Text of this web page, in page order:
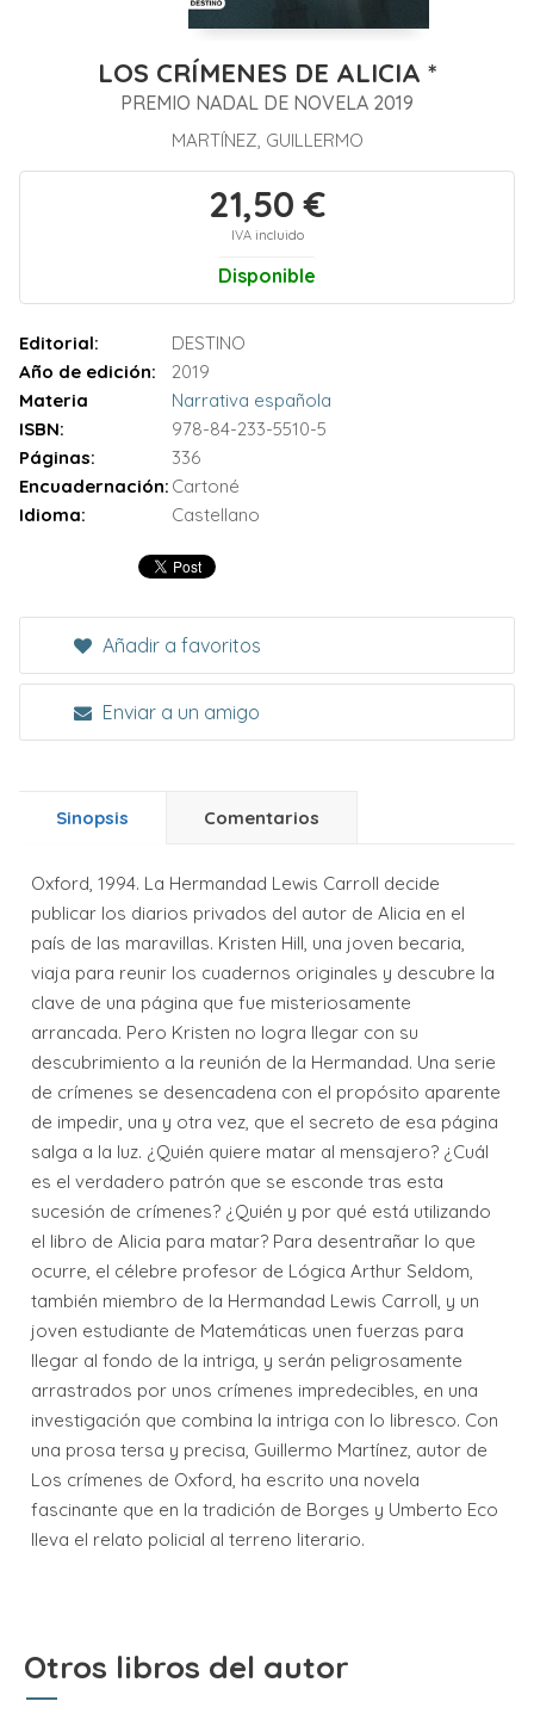
LOS CRÍMENES DE ALICIA *
PREMIO NADAL DE NOVELA 2019
MARTÍNEZ, GUILLERMO
21,50 €
IVA incluido
Disponible
Editorial:
DESTINO
Año de edición:
2019
Materia
Narrativa española
ISBN:
978-84-233-5510-5
Páginas:
336
Encuadernación: Cartoné
Idioma:
Castellano
Añadir a favoritos
Enviar a un amigo
Sinopsis Comentarios
Oxford, 1994. La Hermandad Lewis Carroll decide
publicar los diarios privados del autor de Alicia en el
país de las maravillas. Kristen Hill, una joven becaria,
viaja para reunir los cuadernos originales y descubre la
clave de una página que fue misteriosamente
arrancada. Pero Kristen no logra llegar con su
descubrimiento a la reunión de la Hermandad. Una serie
de crímenes se desencadena con el propósito aparente
de impedir, una y otra vez, que el secreto de esa página
salga a la luz. ¿Quién quiere matar al mensajero? ¿Cuál
es el verdadero patrón que se esconde tras esta
sucesión de crímenes? ¿Quién y por qué está utilizando
el libro de Alicia para matar? Para desentrañar lo que
ocurre, el célebre profesor de Lógica Arthur Seldom,
también miembro de la Hermandad Lewis Carroll, y un
joven estudiante de Matemáticas unen fuerzas para
llegar al fondo de la intriga, y serán peligrosamente
arrastrados por unos crímenes impredecibles, en una
investigación que combina la intriga con lo libresco. Con
una prosa tersa y precisa, Guillermo Martínez, autor de
Los crímenes de Oxford, ha escrito una novela
fascinante que en la tradición de Borges y Umberto Eco
lleva el relato policial al terreno literario.
Otros libros del autor